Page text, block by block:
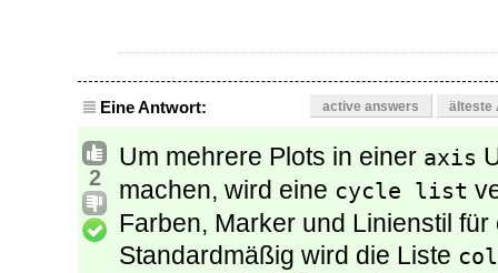
Eine Antwort: active answers älteste
2
Um mehrere Plots in einer axis
machen, wird eine cycle list
Farben, Marker und Linienstil
Standardmäßig wird die Liste